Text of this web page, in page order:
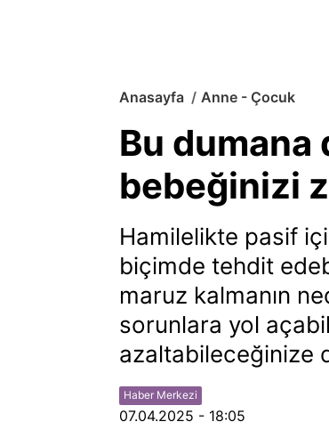
Anasayfa Anne - Çocuk
Bu
bebeğinizi
Hamilelikte pasif
biçimde tehdit
maruz kalmanın
sorunlara yol
azaltabileceğinize
Haber Merkezi
07.04.2025 - 18:05